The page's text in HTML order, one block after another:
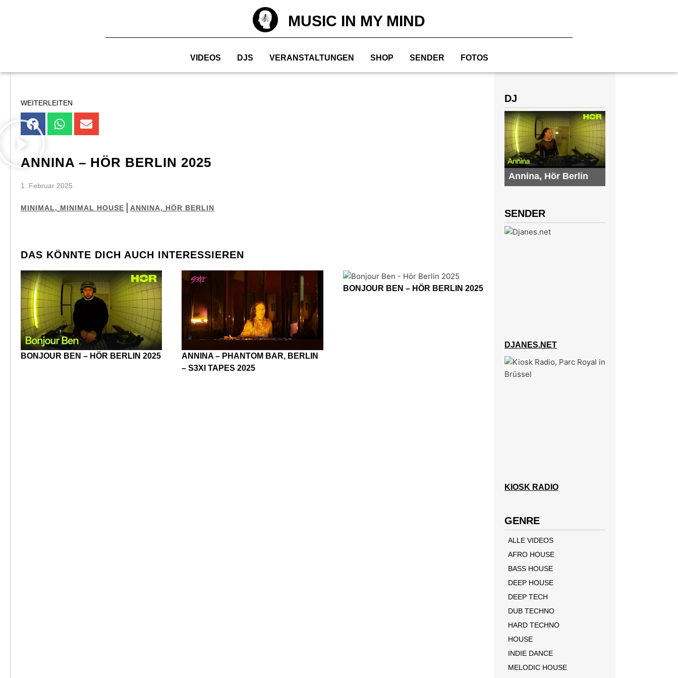
MUSIC IN MY MIND
VIDEOS DJS VERANSTALTUNGEN SHOP SENDER FOTOS
WEITERLEITEN
ANNINA – HÖR BERLIN 2025
1. Februar 2025
MINIMAL, MINIMAL HOUSE ANNINA, HÖR BERLIN
DAS KÖNNTE DICH AUCH INTERESSIEREN
BONJOUR BEN – HÖR BERLIN 2025
ANNINA – PHANTOM BAR, BERLIN
– S3XI TAPES 2025
BONJOUR BEN – HÖR BERLIN 2025
DJ
Annina, Hör Berlin
SENDER
DJANES.NET
KIOSK RADIO
GENRE
ALLE VIDEOS
AFRO HOUSE
BASS HOUSE
DEEP HOUSE
DEEP TECH
DUB TECHNO
HARD TECHNO
HOUSE
INDIE DANCE
MELODIC HOUSE